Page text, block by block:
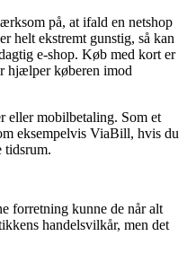
på, at ifald en netshop
helt ekstremt gunstig, så kan
e-shop. Køb med kort er
hjælper køberen imod
eller mobilbetaling. Som et
eksempelvis ViaBill, hvis du
tidsrum.
forretning kunne de når alt
handelsvilkår, men det